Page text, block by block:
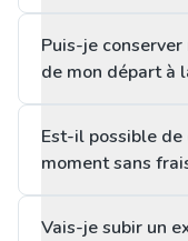
Puis-je
de mon départ à
Est-il possible
moment sans
Vais-je subir un